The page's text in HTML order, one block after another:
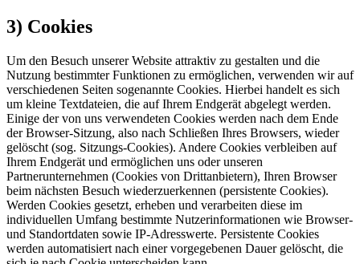
3) Cookies
Um den Besuch unserer Website attraktiv zu gestalten und die
Nutzung bestimmter Funktionen zu ermöglichen, verwenden wir auf
verschiedenen Seiten sogenannte Cookies. Hierbei handelt es sich
um kleine Textdateien, die auf Ihrem Endgerät abgelegt werden.
Einige der von uns verwendeten Cookies werden nach dem Ende
der Browser-Sitzung, also nach Schließen Ihres Browsers, wieder
gelöscht (sog. Sitzungs-Cookies). Andere Cookies verbleiben auf
Ihrem Endgerät und ermöglichen uns oder unseren
Partnerunternehmen (Cookies von Drittanbietern), Ihren Browser
beim nächsten Besuch wiederzuerkennen (persistente Cookies).
Werden Cookies gesetzt, erheben und verarbeiten diese im
individuellen Umfang bestimmte Nutzerinformationen wie Browser-
und Standortdaten sowie IP-Adresswerte. Persistente Cookies
werden automatisiert nach einer vorgegebenen Dauer gelöscht, die